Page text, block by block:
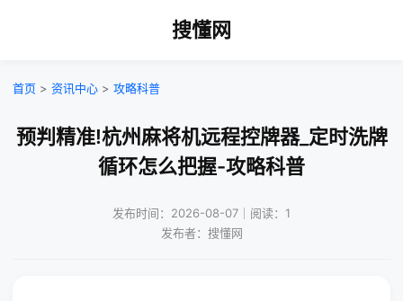
搜懂网
首页 > 资讯中心 > 攻略科普
预判精准!杭州麻将机远程控牌器_定时洗牌
循环怎么把握-攻略科普
发布时间：2026-08-07｜阅读：1
发布者：搜懂网